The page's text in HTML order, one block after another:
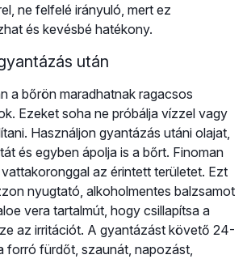
ne felfelé irányuló, mert ez
és kevésbé hatékony.
után
a bőrön maradhatnak ragacsos
Ezeket soha ne próbálja vízzel vagy
Használjon gyantázás utáni olajat,
és egyben ápolja is a bőrt. Finoman
az érintett területet. Ezt
nyugtató, alkoholmentes balzsamot
vera tartalmút, hogy csillapítsa a
az irritációt. A gyantázást követő 24-
forró fürdőt, szaunát, napozást,